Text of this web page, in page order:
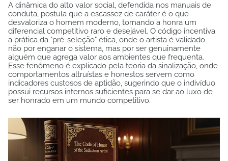
A dinâmica do alto valor social, defendida nos manuais de
conduta, postula que a escassez de caráter é o que
desvaloriza o homem moderno, tornando a honra um
diferencial competitivo raro e desejável. O código incentiva
a prática da "pré-seleção" ética, onde o artista é validado
não por enganar o sistema, mas por ser genuinamente
alguém que agrega valor aos ambientes que frequenta.
Esse fenômeno é explicado pela teoria da sinalização, onde
comportamentos altruístas e honestos servem como
indicadores custosos de aptidão, sugerindo que o indivíduo
possui recursos internos suficientes para se dar ao luxo de
ser honrado em um mundo competitivo.